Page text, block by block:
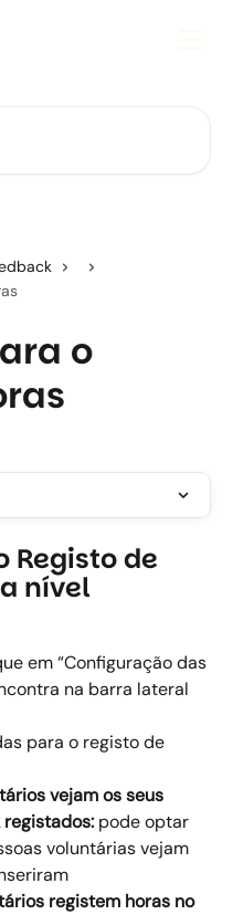
o
Registo de
nível
em “Configuração das
na barra lateral
para o registo de
vejam os seus
pode optar
voluntárias vejam
registem horas no